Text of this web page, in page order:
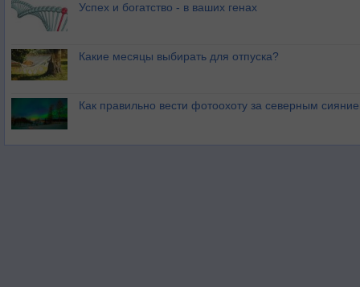
Успех и богатство - в ваших генах
Какие месяцы выбирать для отпуска?
Как правильно вести фотоохоту за северным